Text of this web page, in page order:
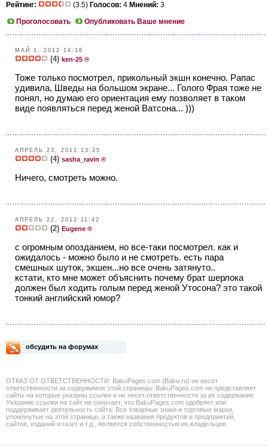
Рейтинг: (3.5) Голосов: 4 Мнений: 3
Проголосовать
Опубликовать Ваше мнение
МАЙ 1, 2012 14:16
(4) ken-25 ®
Тоже только посмотрел, прикольный экшн конечно. Рапас
удивила, Шведы на большом экране... Голого Фрая тоже не
понял, но думаю его ориентация ему позволяет в таком
виде появляться перед женой Ватсона... )))
АПРЕЛЬ 23, 2012 13:25
(4) sasha_ravin ®
Ничего, смотреть можно.
АПРЕЛЬ 22, 2012 11:42
(2) Eugene ®
с огромным опозданием, но все-таки посмотрел. как и
ожидалось - можно было и не смотреть. есть пара
смешных шуток, экшен...но все очень затянуто..
кстати, кто мне может объяснить почему брат шерлока
должен был ходить голым перед женой Утосона? это такой
тонкий английский юмор?
обсудить на форумах
ОТКАЗ ОТ ОТВЕТСТВЕННОСТИ: BakuPages.com (Baku.ru) не несет
ответственности за содержимое этой страницы. BakuPages.com не представляет
сайты на которые указаны ссылки и не несет ответственности за их содержание.
Указание ссылки на сайт не означает, что BakuPages.com одобряет или
поддерживает деятельность сайта. Все товарные знаки и торговые марки,
упомянутые на этой странице, а также названия продуктов и предприятий,
сайтов, изданий и газет и т.д., являются собственностью их владельцев.